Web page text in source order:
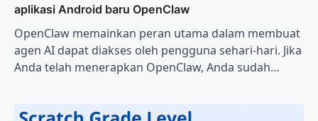
aplikasi Android baru OpenClaw
OpenClaw memainkan peran utama dalam membuat
agen AI dapat diakses oleh pengguna sehari-hari. Jika
Anda telah menerapkan OpenClaw, Anda sudah…